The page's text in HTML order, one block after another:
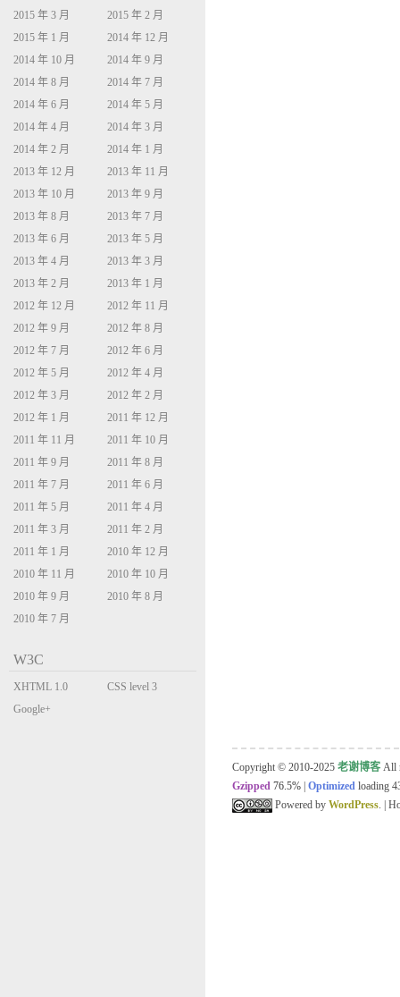
2015 年 3 月
2015 年 2 月
2015 年 1 月
2014 年 12 月
2014 年 10 月
2014 年 9 月
2014 年 8 月
2014 年 7 月
2014 年 6 月
2014 年 5 月
2014 年 4 月
2014 年 3 月
2014 年 2 月
2014 年 1 月
2013 年 12 月
2013 年 11 月
2013 年 10 月
2013 年 9 月
2013 年 8 月
2013 年 7 月
2013 年 6 月
2013 年 5 月
2013 年 4 月
2013 年 3 月
2013 年 2 月
2013 年 1 月
2012 年 12 月
2012 年 11 月
2012 年 9 月
2012 年 8 月
2012 年 7 月
2012 年 6 月
2012 年 5 月
2012 年 4 月
2012 年 3 月
2012 年 2 月
2012 年 1 月
2011 年 12 月
2011 年 11 月
2011 年 10 月
2011 年 9 月
2011 年 8 月
2011 年 7 月
2011 年 6 月
2011 年 5 月
2011 年 4 月
2011 年 3 月
2011 年 2 月
2011 年 1 月
2010 年 12 月
2010 年 11 月
2010 年 10 月
2010 年 9 月
2010 年 8 月
2010 年 7 月
W3C
XHTML 1.0
Transitional
CSS level 3
Google+
Copyright © 2010-2025 老谢博客 All
Gzipped 76.5% Optimized loading
Powered by WordPress. |